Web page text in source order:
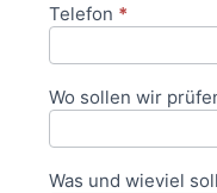
Telefon *
Wo sollen wir
Was und wieviel